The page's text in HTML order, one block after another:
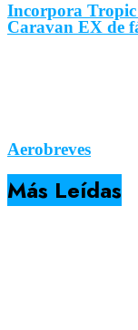
Incorpora
Caravan EX de
Aerobreves
Más Leídas